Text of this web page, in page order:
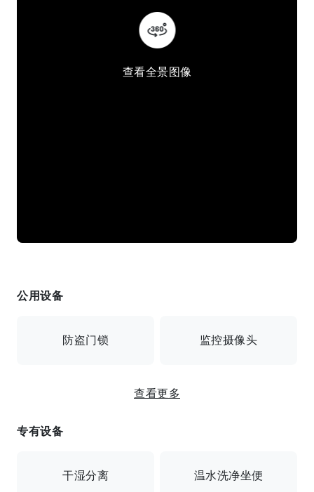
查看全景图像
公用设备
防盗门锁 监控摄像头
提供网络连接 / 自动锁 / 安全摄像头 / 自行车停车场
查看更多
专有设备
干湿分离 温水洗净坐便